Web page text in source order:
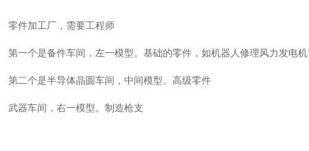
零件加工厂，需要工程师
第一个是备件车间，左一模型。基础的零件，如机器人修理风力发电
第二个是半导体晶圆车间，中间模型。高级零件
武器车间，右一模型。制造枪支